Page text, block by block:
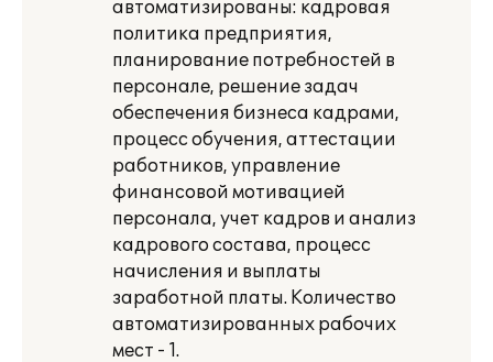
автоматизированы: кадровая
политика предприятия,
планирование потребностей в
персонале, решение задач
обеспечения бизнеса кадрами,
процесс обучения, аттестации
работников, управление
финансовой мотивацией
персонала, учет кадров и анализ
кадрового состава, процесс
начисления и выплаты
заработной платы. Количество
автоматизированных рабочих
мест - 1.